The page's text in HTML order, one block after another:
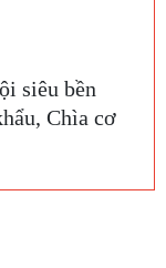
siêu bền
Chìa cơ